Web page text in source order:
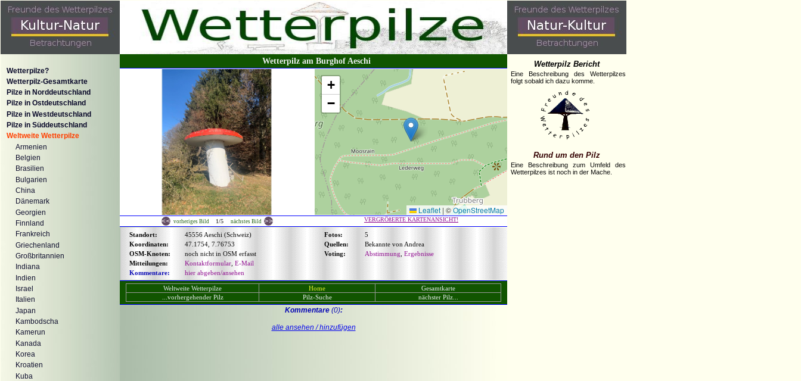
Wetterpilze?
Wetterpilz-Gesamtkarte
Pilze in Norddeutschland
Pilze in Ostdeutschland
Pilze in Westdeutschland
Pilze in Süddeutschland
Weltweite Wetterpilze
Armenien
Belgien
Brasilien
Bulgarien
China
Dänemark
Georgien
Finnland
Frankreich
Griechenland
Großbritannien
Indiana
Indien
Israel
Italien
Japan
Kambodscha
Kamerun
Kanada
Korea
Kroatien
Kuba
Wetterpilz am Burghof Aeschi
+
−
Leaflet | ©OpenStreetMap
vorheriges Bild 1/5 nächstes Bild VERGRÖßERTE KARTENANSICHT!
Standort:
45556 Aeschi (Schweiz)
Koordinaten:
47.1754, 7.76753
OSM-Knoten:
noch nicht in OSM erfasst
Mitteilungen:
Kontaktformular E-Mail
Kommentare:
hier abgeben/ansehen
Fotos:
5
Quellen:
Bekannte von Andrea
Voting:
Abstimmung Ergebnisse
Weltweite Wetterpilze Home
Gesamtkarte
...vorhergehender Pilz
Pilz-Suche nächster Pilz...
Kommentare(0):
alle ansehen / hinzufügen
Wetterpilz Bericht
Eine Beschreibung des Wetterpilzes
folgt sobald ich dazu komme.
Rund um den Pilz
Eine Beschreibung zum Umfeld des
Wetterpilzes ist noch in der Mache.